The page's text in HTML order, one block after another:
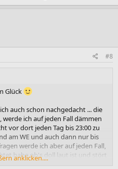
#8
Glück
auch schon nachgedacht ... die
ich auf jeden Fall dämmen
vor dort jeden Tag bis 23:00 zu
am WE und auch dann nur bis
werde ich aber auf jeden Fall,
habe ob's doll laut ist und stört
und die Decke bisserl was
anklicken....